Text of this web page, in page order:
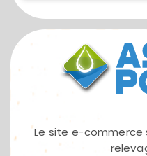
Le site e-commerce